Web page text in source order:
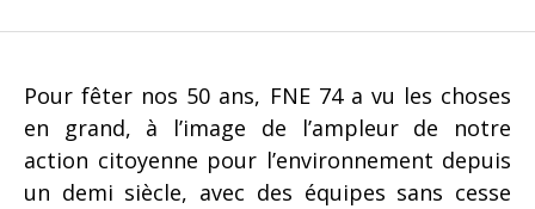
Pour fêter nos 50 ans, FNE 74 a vu les choses
en grand, à l’image de l’ampleur de notre
action citoyenne pour l’environnement depuis
un demi siècle, avec des équipes sans cesse